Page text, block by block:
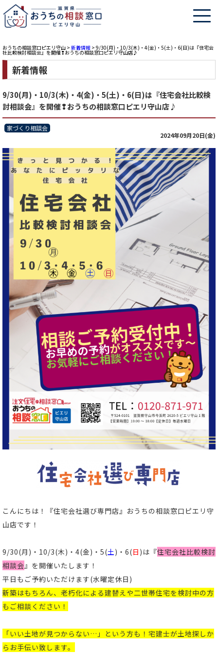
おうちの相談窓口ピエリ守山 > 新着情報 > 9/30(月)・10/3(木)・4(金)・5(土)・6(日)は『住宅会
社比較検討相談会』を開催❢おうちの相談窓口ピエリ守山店♪
新着情報
9/30(月)・10/3(木)・4(金)・5(土)・6(日)は『住宅会社比較検
討相談会』を開催❢おうちの相談窓口ピエリ守山店♪
家づくり相談会
2024年09月20日(金)
こんにちは！
『住宅会社選び専門店』おうちの相談窓口ピエリ守
山店です！
9/30(月)・10/3(木)・4(金)・5(土)・6(日 )は『住宅会社比較検討
相談会』 を開催いたします！
平日もご予約いただけます(水曜定休日)
新築はもちろん、老朽化による建替えや二世帯住宅を検討中の方
もご相談ください！
「いい土地が見つからない…」という方も！宅建士が土地探しか
らお手伝い致します。